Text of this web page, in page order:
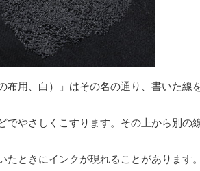
布用、白）」はその名の通り、書いた線
でやさしくこすります。その上から別の
たときにインクが現れることがあります